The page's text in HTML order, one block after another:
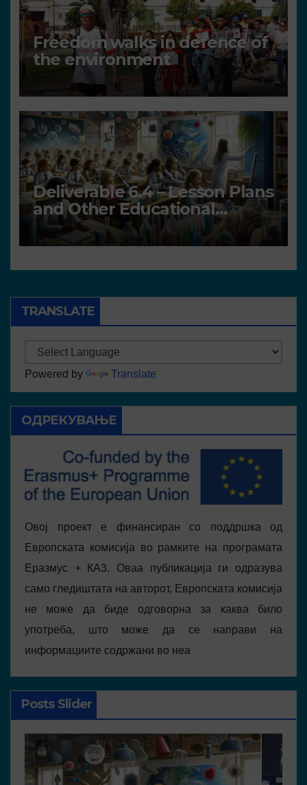
Freedom walks in defence of
the environment
Deliverable 6.4 – Lesson Plans
and Other Educational
resources
TRANSLATE
Powered by Translate
ОДРЕКУВАЊЕ
Овој проект е финансиран со поддршка од
Европската комисија во рамките на програмата
Еразмус + КА3. Оваа публикација ги одразува
само гледиштата на авторот, Европската комисија
не може да биде одговорна за каква било
употреба, што може да се направи на
информациите содржани во неа
Posts Slider